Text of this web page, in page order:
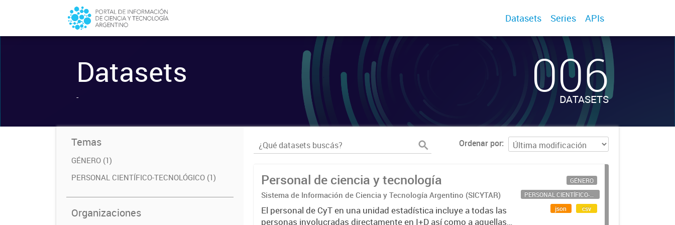
Datasets Series APIs
Datasets
- 006
DATASETS
Temas
GÉNERO (1)
PERSONAL CIENTÍFICO-TECNOLÓGICO (1)
Organizaciones
Ordenar por
Personal de ciencia y tecnología
Sistema de Información de Ciencia y Tecnología Argentino (SICYTAR)
El personal de CyT en una unidad estadística incluye a todas las
personas involucradas directamente en I+D así como a aquellas
GÉNERO
PERSONAL CIENTÍFICO-TECNOLÓGICO
json
csv